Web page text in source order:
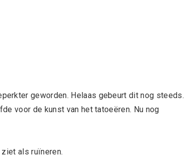
geworden. Helaas gebeurt dit nog steeds.
voor de kunst van het tatoeëren. Nu nog
als ruïneren.